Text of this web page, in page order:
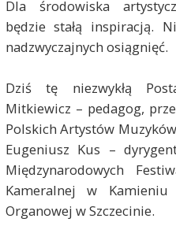
Dla środowiska
będzie stałą inspiracją.
nadzwyczajnych osiągnięć.
Dziś tę niezwykłą
Mitkiewicz – pedagog,
Polskich Artystów
Eugeniusz Kus –
Międzynarodowych
Kameralnej w
Organowej w Szczecinie.